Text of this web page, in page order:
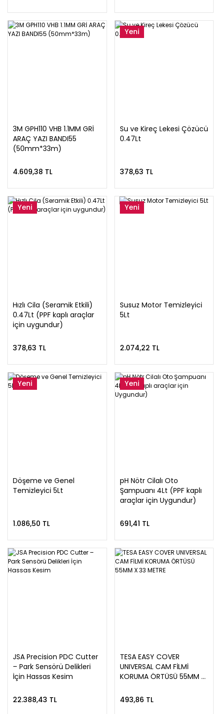
3M GPH110 VHB 1.1MM GRİ
ARAÇ YAZI BANDI55
(50mm*33m)
4.609,38 TL
Yeni
Su ve Kireç Lekesi Çözücü
0.47Lt
378,63 TL
Yeni
Hızlı Cila (Seramik Etkili)
0.47Lt (PPF kaplı araçlar
için uygundur)
378,63 TL
Yeni
Susuz Motor Temizleyici
5Lt
2.074,22 TL
Yeni
Döşeme ve Genel
Temizleyici 5Lt
1.086,50 TL
Yeni
pH Nötr Cilalı Oto
Şampuanı 4Lt (PPF kaplı
araçlar için Uygundur)
691,41 TL
JSA Precision PDC Cutter
– Park Sensörü Delikleri
İçin Hassas Kesim
22.388,43 TL
TESA EASY COVER
UNIVERSAL CAM FİLMİ
KORUMA ÖRTÜSÜ 55MM X
493,86 TL